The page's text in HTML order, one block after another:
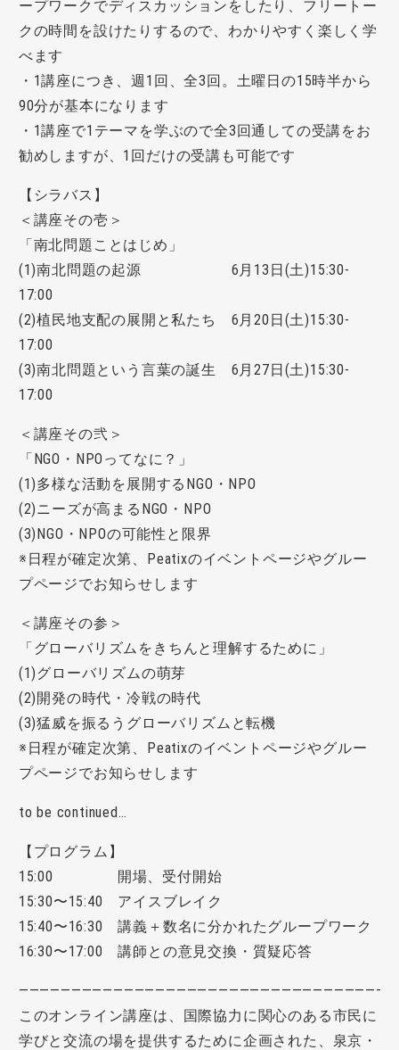
ープワークでディスカッションをしたり、フリートー
クの時間を設けたりするので、わかりやすく楽しく学
べます
・1講座につき、週1回、全3回。土曜日の15時半から
90分が基本になります
・1講座で1テーマを学ぶので全3回通しての受講をお
勧めしますが、1回だけの受講も可能です
【シラバス】
＜講座その壱＞
「南北問題ことはじめ」
(1)南北問題の起源 6月13日(土)15:30-
17:00
(2)植民地支配の展開と私たち 6月20日(土)15:30-
17:00
(3)南北問題という言葉の誕生 6月27日(土)15:30-
17:00
＜講座その弐＞
「NGO・NPOってなに？」
(1)多様な活動を展開するNGO・NPO
(2)ニーズが高まるNGO・NPO
(3)NGO・NPOの可能性と限界
※日程が確定次第、Peatixのイベントページやグルー
プページでお知らせします
＜講座その参＞
「グローバリズムをきちんと理解するために」
(1)グローバリズムの萌芽
(2)開発の時代・冷戦の時代
(3)猛威を振るうグローバリズムと転機
※日程が確定次第、Peatixのイベントページやグルー
プページでお知らせします
to be continued…
【プログラム】
15:00 開場、受付開始
15:30〜15:40 アイスブレイク
15:40〜16:30 講義＋数名に分かれたグループワーク
16:30〜17:00 講師との意見交換・質疑応答
———————————————————————————————————-
このオンライン講座は、国際協力に関心のある市民に
学びと交流の場を提供するために企画された、泉京・